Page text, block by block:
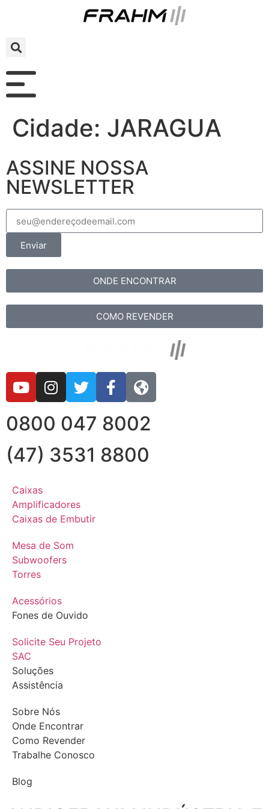
Cidade: JARAGUA
ASSINE NOSSA
NEWSLETTER
Enviar
ONDE ENCONTRAR
COMO REVENDER
0800 047 8002
(47) 3531 8800
Caixas
Amplificadores
Caixas de Embutir
Mesa de Som
Subwoofers
Torres
Acessórios
Fones de Ouvido
Solicite Seu Projeto
SAC
Soluções
Assistência
Sobre Nós
Onde Encontrar
Como Revender
Trabalhe Conosco
Blog